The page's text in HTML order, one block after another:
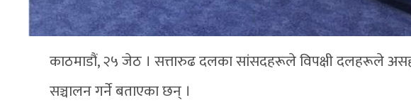
काठमाडौं, २५ जेठ । सत्तारुढ दलका सांसदहरूले विपक्षी दलहरूले
सञ्चालन गर्ने बताएका छन् ।